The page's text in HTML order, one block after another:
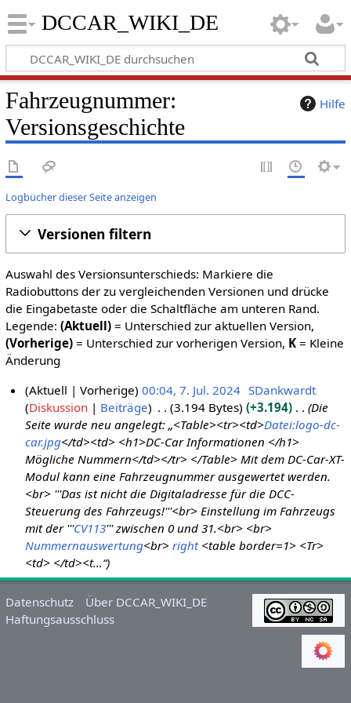
DCCAR_WIKI_DE
Hilfe
Fahrzeugnummer:
Versionsgeschichte
Logbücher dieser Seite anzeigen
Versionen filtern
Auswahl des Versionsunterschieds: Markiere die
Radiobuttons der zu vergleichenden Versionen und drücke
die Eingabetaste oder die Schaltfläche am unteren Rand.
Legende: (Aktuell)= Unterschied zur aktuellen Version,
(Vorherige)= Unterschied zur vorherigen Version, K= Kleine
Änderung
Aktuell Vorherige 00:04, 7. Jul. 2024 SDankwardt
Diskussion
Beiträge 3.194 Bytes +3.194
Die
Seite wurde neu angelegt: „<Table><tr><td>Datei:logo-dc-
car.jpg</td><td> <h1>DC-Car Informationen </h1>
Mögliche Nummern</td></tr> </Table> Mit dem DC-Car-XT-
Modul kann eine Fahrzeugnummer ausgewertet werden.
<br> '''Das ist nicht die Digitaladresse für die DCC-
Steuerung des Fahrzeugs!'''<br> Einstellung im Fahrzeugs
mit der '''CV113''' zwischen 0 und 31.<br> <br>
Nummernauswertung<br>right<table border=1> <Tr>
<td> </td><t…“
Datenschutz
Über DCCAR_WIKI_DE
Haftungsausschluss